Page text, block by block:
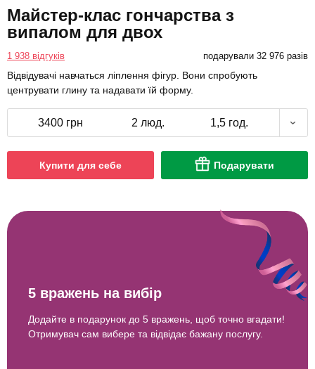
Майстер-клас гончарства з
випалом для двох
1 938 відгуків подарували 32 976 разів
Відвідувачі навчаться ліплення фігур. Вони спробують
центрувати глину та надавати їй форму.
3400 грн 2 люд. 1,5 год.
Купити для себе Подарувати
5 вражень на вибір
Додайте в подарунок до 5 вражень, щоб точно вгадати!
Отримувач сам вибере та відвідає бажану послугу.